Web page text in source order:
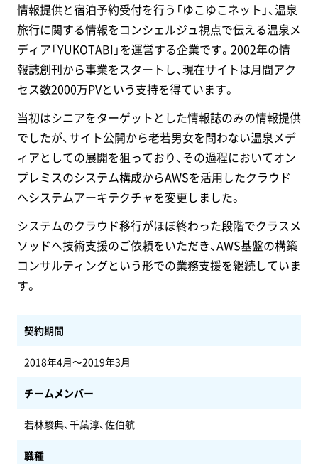
情報提供と宿泊予約受付を行う「ゆこゆこネット」、温泉
旅行に関する情報をコンシェルジュ視点で伝える温泉メ
ディア「YUKOTABI」を運営する企業です。2002年の情
報誌創刊から事業をスタートし、現在サイトは月間アク
セス数2000万PVという支持を得ています。
当初はシニアをターゲットとした情報誌のみの情報提供
でしたが、サイト公開から老若男女を問わない温泉メデ
ィアとしての展開を狙っており、その過程においてオン
プレミスのシステム構成からAWSを活用したクラウド
へシステムアーキテクチャを変更しました。
システムのクラウド移行がほぼ終わった段階でクラスメ
ソッドへ技術支援のご依頼をいただき、AWS基盤の構築
コンサルティングという形での業務支援を継続していま
す。
契約期間
2018年4月〜2019年3月
チームメンバー
若林駿典、千葉淳、佐伯航
職種